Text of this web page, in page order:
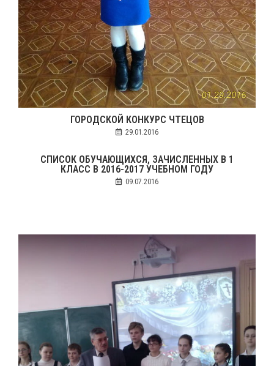
ГОРОДСКОЙ КОНКУРС ЧТЕЦОВ
29.01.2016
СПИСОК ОБУЧАЮЩИХСЯ, ЗАЧИСЛЕННЫХ В 1
КЛАСС В 2016-2017 УЧЕБНОМ ГОДУ
09.07.2016